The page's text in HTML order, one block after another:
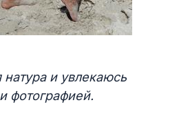
натура и увлекаюсь
фотографией.